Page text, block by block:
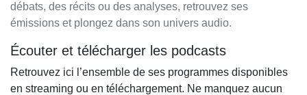
débats, des récits ou des analyses, retrouvez ses
émissions et plongez dans son univers audio.
Écouter et télécharger les podcasts
Retrouvez ici l’ensemble de ses programmes disponibles
en streaming ou en téléchargement. Ne manquez aucun